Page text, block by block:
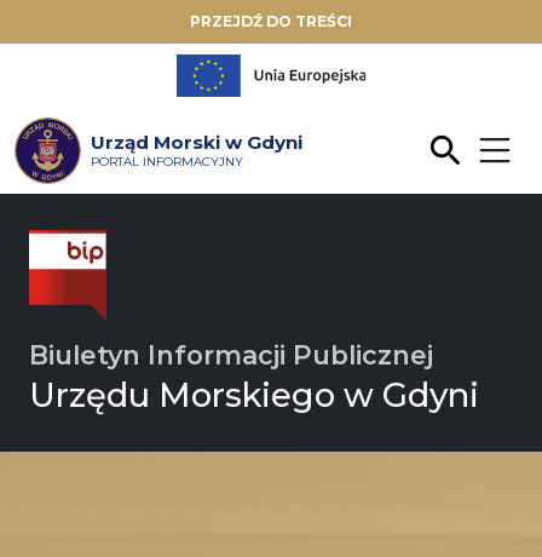
PRZEJDŹ DO TREŚCI
Urząd Morski w Gdyni
PORTAL INFORMACYJNY
Biuletyn Informacji Publicznej
Urzędu Morskiego w Gdyni